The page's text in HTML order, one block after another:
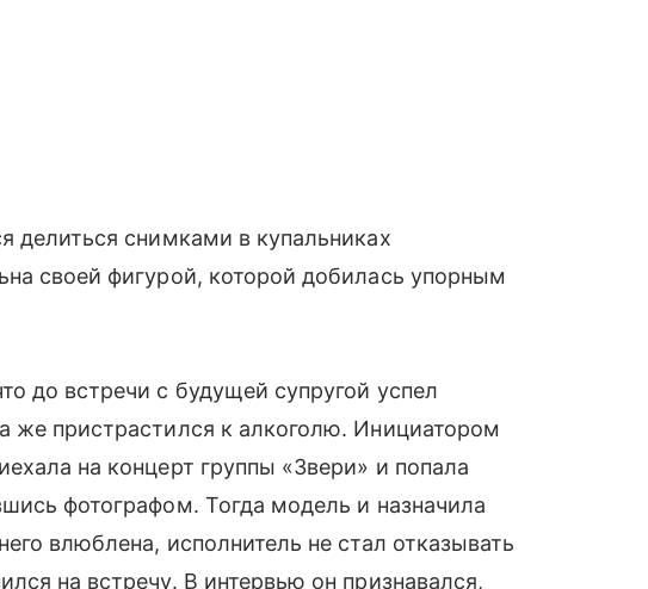
делиться снимками в купальниках
своей фигурой, которой добилась упорным
до встречи с будущей супругой успел
же пристрастился к алкоголю. Инициатором
на концерт группы «Звери» и попала
фотографом. Тогда модель и назначила
влюблена, исполнитель не стал отказывать
на встречу. В интервью он признавался,